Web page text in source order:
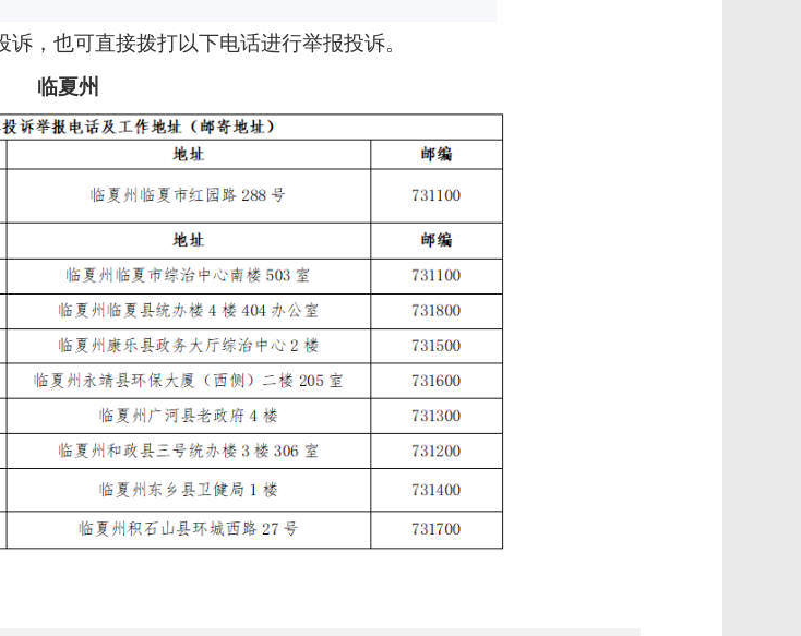
，也可直接拨打以下电话进行举报投诉。
临夏州